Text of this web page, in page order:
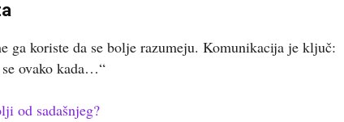
ga koriste da se bolje razumeju. Komunikacija je ključ:
ovako kada…“
od sadašnjeg?